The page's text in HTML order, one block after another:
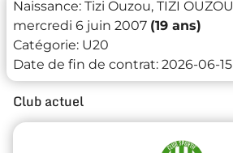
Naissance: Tizi Ouzou, TIZI OUZOU
mercredi 6 juin 2007 (19 ans)
Catégorie: U20
Date de fin de contrat: 2026-06-15
Club actuel